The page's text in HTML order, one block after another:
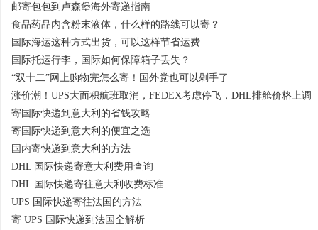
邮寄包包到卢森堡海外寄递指南
食品药品内含粉末液体，什么样的路线可以寄？
国际海运这种方式出货，可以这样节省运费
国际托运行李，国际如何保障箱子丢失？
“双十二”网上购物完怎么寄！国外党也可以剁手了
涨价潮！UPS大面积航班取消，FEDEX考虑停飞，DHL排舱价格上调
寄国际快递到意大利的省钱攻略
寄国际快递到意大利的便宜之选
国内寄快递到意大利的方法
DHL 国际快递寄意大利费用查询
DHL 国际快递寄往意大利收费标准
UPS 国际快递寄往法国的方法
寄 UPS 国际快递到法国全解析